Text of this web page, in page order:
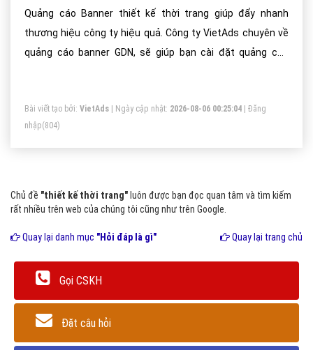
Quảng cáo Banner thiết kế thời trang giúp đẩy nhanh
thương hiệu công ty hiệu quả. Công ty VietAds chuyên về
quảng cáo banner GDN, sẽ giúp bạn cài đặt quảng cáo
Bài viết tạo bởi: VietAds | Ngày cập nhật: 2026-08-06 00:25:04
Đăng
nhập(804)
Chủ đề "thiết kế thời trang" luôn được bạn đọc quan tâm và tìm kiếm
rất nhiều trên web của chúng tôi cũng như trên Google.
Quay lại danh mục "Hỏi đáp là gì" Quay lại trang chủ
Gọi CSKH
Đặt câu hỏi